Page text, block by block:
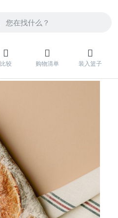
比较 购物清单 装入篮子